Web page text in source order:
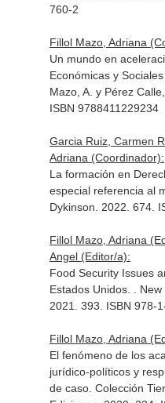
760-2
Fillol Mazo, Adriana
Un mundo en
Económicas y
Mazo, A. y Pérez
ISBN 9788411229234
Garcia Ruiz, Carmen
Adriana (Coordinador):
La formación en
especial referencia al
Dykinson. 2022. 674.
Fillol Mazo, Adriana
Angel (Editor/a):
Food Security Issues
Estados Unidos. .
2021. 393. ISBN 978-
Fillol Mazo, Adriana
El fenómeno de los
jurídico-políticos y
de caso. Colección